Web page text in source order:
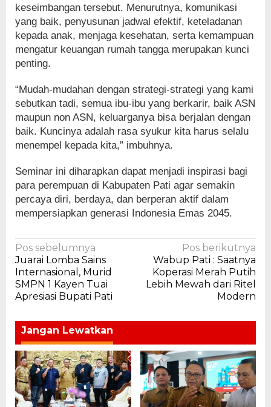
keseimbangan tersebut. Menurutnya, komunikasi
yang baik, penyusunan jadwal efektif, keteladanan
kepada anak, menjaga kesehatan, serta kemampuan
mengatur keuangan rumah tangga merupakan kunci
penting.
“Mudah-mudahan dengan strategi-strategi yang kami
sebutkan tadi, semua ibu-ibu yang berkarir, baik ASN
maupun non ASN, keluarganya bisa berjalan dengan
baik. Kuncinya adalah rasa syukur kita harus selalu
menempel kepada kita,” imbuhnya.
Seminar ini diharapkan dapat menjadi inspirasi bagi
para perempuan di Kabupaten Pati agar semakin
percaya diri, berdaya, dan berperan aktif dalam
mempersiapkan generasi Indonesia Emas 2045.
Navigasi
pos
Pos sebelumnya
Juarai Lomba Sains
Internasional, Murid
SMPN 1 Kayen Tuai
Apresiasi Bupati Pati
Pos berikutnya
Wabup Pati : Saatnya
Koperasi Merah Putih
Lebih Mewah dari Ritel
Modern
Jangan Lewatkan